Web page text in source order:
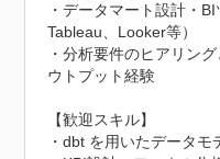
・データマート設計・
Tableau、Looker等）
・分析要件のヒアリン
ウトプット経験
【歓迎スキル】
・dbt を用いたデータモ